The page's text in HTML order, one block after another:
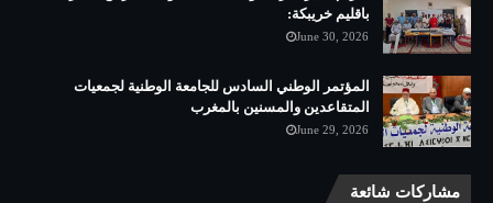
باقليم خريبكة:
June 30, 2026
المؤتمر الوطني السادس للجامعة الوطنية لجمعيات
المتقاعدين والمسنين بالمغرب
June 29, 2026
مشاركات شائعة